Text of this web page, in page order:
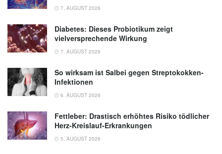
7. AUGUST 2026
Diabetes: Dieses Probiotikum zeigt
vielversprechende Wirkung
7. AUGUST 2026
So wirksam ist Salbei gegen Streptokokken-
Infektionen
6. AUGUST 2026
Fettleber: Drastisch erhöhtes Risiko tödlicher
Herz-Kreislauf-Erkrankungen
5. AUGUST 2026